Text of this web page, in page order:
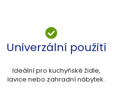
Univerzální použití
Ideální pro kuchyňské židle,
lavice nebo zahradní nábytek.